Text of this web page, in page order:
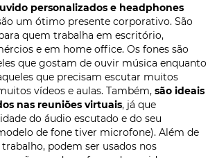
personalizados e headphones
um ótimo presente corporativo. São
quem trabalha em escritório,
e em home office. Os fones são
que gostam de ouvir música enquanto
que precisam escutar muitos
vídeos e aulas. Também, são ideais
nas reuniões virtuais, já que
do áudio escutado e do seu
de fone tiver microfone). Além de
podem ser usados nos